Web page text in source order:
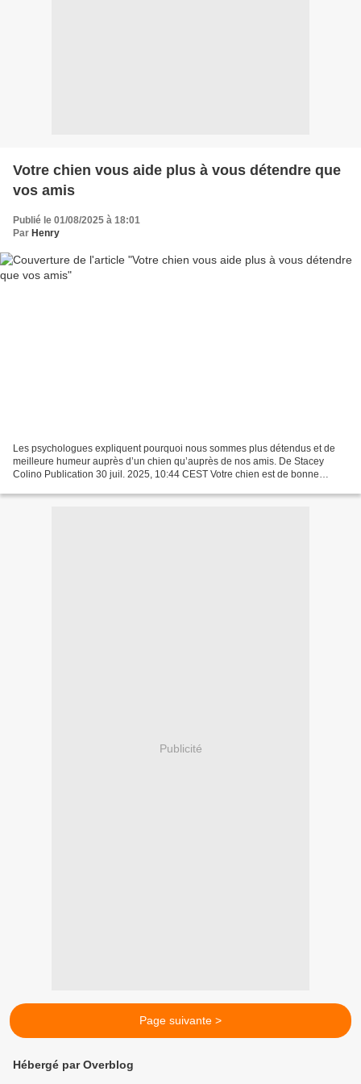
Votre chien vous aide plus à vous détendre que
vos amis
Publié le 01/08/2025 à 18:01
Par Henry
Les psychologues expliquent pourquoi nous sommes plus détendus et de
meilleure humeur auprès d’un chien qu’auprès de nos amis. De Stacey
Colino Publication 30 juil. 2025, 10:44 CEST Votre chien est de bonne
Publicité
Page suivante >
Hébergé par Overblog